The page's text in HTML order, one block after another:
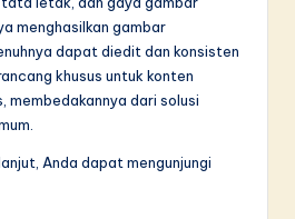
menghasilkan gambar
dapat diedit dan konsisten
khusus untuk konten
membedakannya dari solusi
Anda dapat mengunjungi